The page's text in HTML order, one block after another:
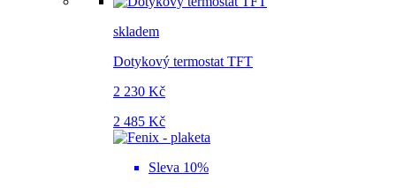
skladem
Dotykový termostat TFT
2 230 Kč
2 485 Kč
Sleva 10%